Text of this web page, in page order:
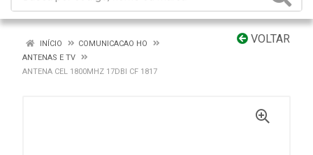
VOLTAR
INÍCIO
COMUNICACAO HO
ANTENAS E TV
ANTENA CEL 1800MHZ 17DBI CF 1817